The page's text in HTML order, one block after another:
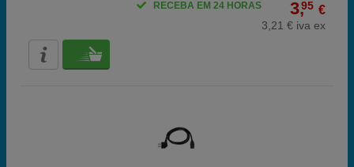
3,95 €
3,21 € iva ex
RECEBA EM 24 HORAS